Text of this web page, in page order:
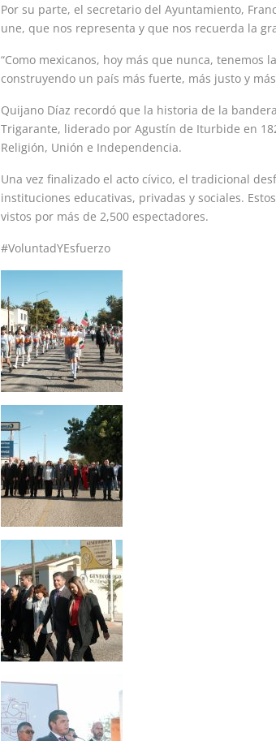
Por su parte, el secretario del Ayuntamiento,
une, que nos representa y que nos recuerda la
“Como mexicanos, hoy más que nunca,
construyendo un país más fuerte, más justo y
Quijano Díaz recordó que la historia de la
Trigarante, liderado por Agustín de Iturbide en
Religión, Unión e Independencia.
Una vez finalizado el acto cívico, el tradicional
instituciones educativas, privadas y sociales.
vistos por más de 2,500 espectadores.
#VoluntadYEsfuerzo